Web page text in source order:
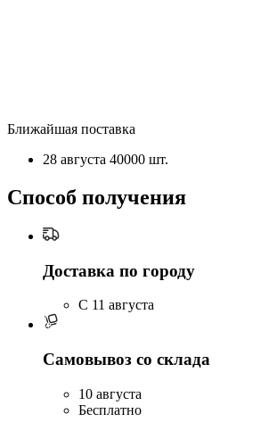
Ближайшая поставка
28 августа 40000 шт.
Способ получения
Доставка по городу
C 11 августа
Самовывоз со склада
10 августа
Бесплатно